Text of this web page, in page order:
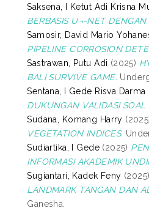
Saksena, I Ketut Adi Krisna
BERBASIS U¬-NET
Samosir, David Mario
PIPELINE CORROSION
Sastrawan, Putu Adi (2025)
BALI SURVIVE GAME.
Sentana, I Gede Risva Darma
DUKUNGAN VALIDASI SOAL
Sudana, Komang Harry
VEGETATION INDICES.
Sudiartika, I Gede(2025)
INFORMASI AKADEMIK
Sugiantari, Kadek Feny (2025)
LANDMARK TANGAN DAN
Ganesha.